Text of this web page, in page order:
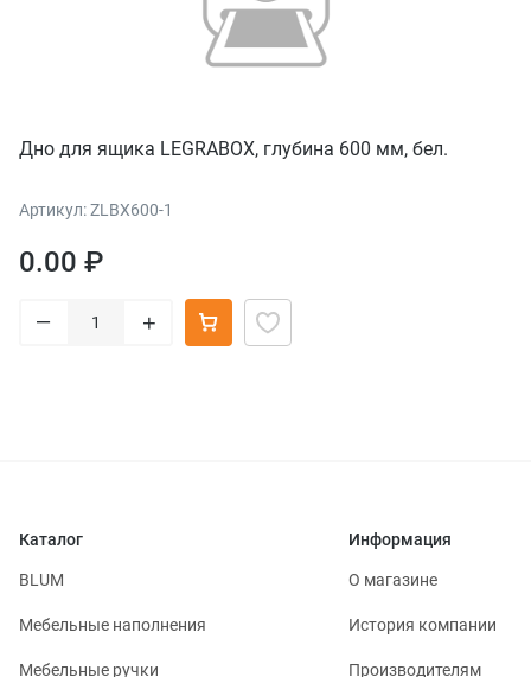
Дно для ящика LEGRABOX, глубина 600 мм, бел.
Артикул: ZLBX600-1
0.00 ₽
– +
Каталог
BLUM
Мебельные наполнения
Мебельные ручки
Информация
О магазине
История компании
Производителям